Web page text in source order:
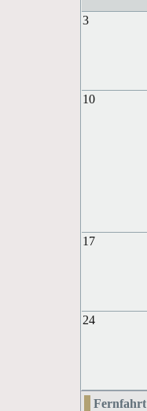
3
10
17
24
Fernfahrt